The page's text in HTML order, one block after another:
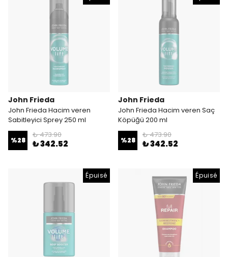
John Frieda
John Frieda Hacim veren
Sabitleyici Sprey 250 ml
%28
₺ 473.90
₺ 342.52
John Frieda
John Frieda Hacim veren Saç
Köpüğü 200 ml
%28
₺ 473.90
₺ 342.52
Épuisé Épuisé